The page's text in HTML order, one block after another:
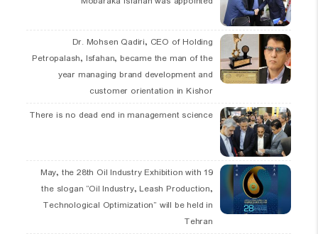
Dr. Mohsen Qadiri, CEO of Holding
Petropalash, Isfahan, became the man of the
year managing brand development and
customer orientation in Kishor
There is no dead end in management science
19 May, the 28th Oil Industry Exhibition with
the slogan “Oil Industry, Leash Production,
Technological Optimization” will be held in
Tehran